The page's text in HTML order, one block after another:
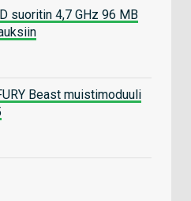
suoritin 4,7 GHz 96 MB
Beast muistimoduuli